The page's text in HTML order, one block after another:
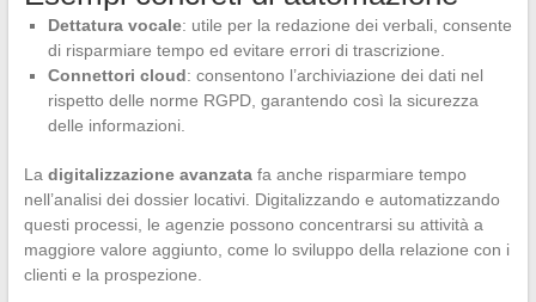
Dettatura vocale: utile per la redazione dei verbali, consente
di risparmiare tempo ed evitare errori di trascrizione.
Connettori cloud: consentono l’archiviazione dei dati nel
rispetto delle norme RGPD, garantendo così la sicurezza
delle informazioni.
La digitalizzazione avanzatafa anche risparmiare tempo
nell’analisi dei dossier locativi. Digitalizzando e automatizzando
questi processi, le agenzie possono concentrarsi su attività a
maggiore valore aggiunto, come lo sviluppo della relazione con i
clienti e la prospezione.